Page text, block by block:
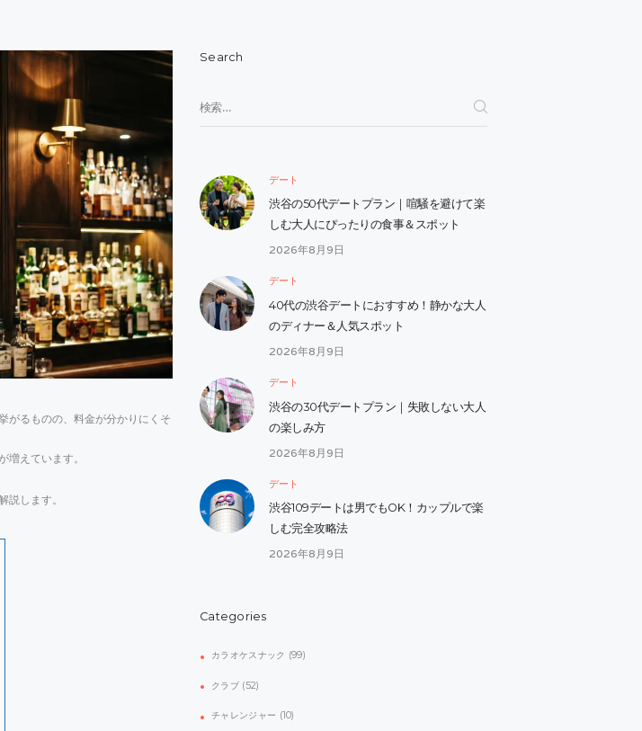
がるものの、料金が分かりにくそ
えています。
説します。
Search
索:
デート
渋谷の50代デートプラン｜喧騒を避けて楽
しむ大人にぴったりの食事＆スポット
2026年8月9日
デート
40代の渋谷デートにおすすめ！静かな大人
のディナー＆人気スポット
2026年8月9日
デート
渋谷の30代デートプラン｜失敗しない大人
の楽しみ方
2026年8月9日
デート
渋谷109デートは男でもOK！カップルで楽
しむ完全攻略法
2026年8月9日
Categories
カラオケスナック (99)
クラブ (52)
チャレンジャー (10)